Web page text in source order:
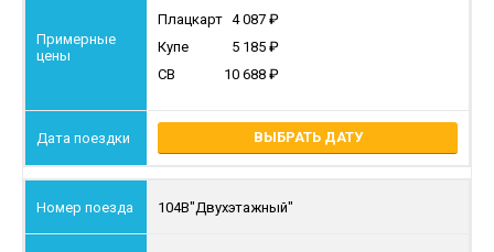
Плацкарт 4 087
Купе
5 185
СВ
10 688
ВЫБРАТЬ ДАТУ
104В"Двухэтажный"